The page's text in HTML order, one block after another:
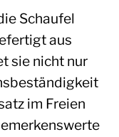
Schaufel
aus
sie nicht nur
im Freien